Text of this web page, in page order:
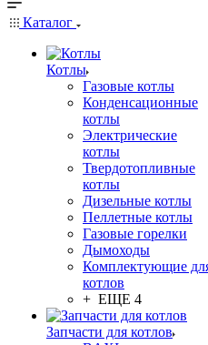
Каталог
Котлы
Газовые котлы
Конденсационные
котлы
Электрические
котлы
Твердотопливные
котлы
Дизельные котлы
Пеллетные котлы
Газовые горелки
Дымоходы
Комплектующие
котлов
+ ЕЩЕ 4
Запчасти для котлов